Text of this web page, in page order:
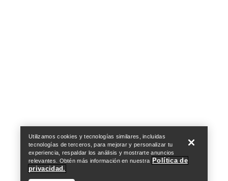
Utilizamos cookies y tecnologías similares, incluidas
tecnologías de terceros, para mejorar y personalizar tu
experiencia, respaldar los análisis y mostrarte anuncios
relevantes. Obtén más información en nuestra Política de
privacidad.